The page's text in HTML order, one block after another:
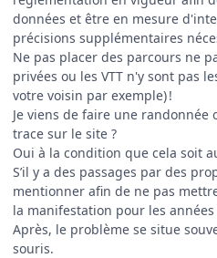
données et être en mesure
précisions supplémentaires
Ne pas placer des parcours ne
privées ou les VTT n'y sont pas
votre voisin par exemple) !
Je viens de faire une randonnée
trace sur le site ?
Oui à la condition que cela soit
S’il y a des passages par des
mentionner afin de ne pas
la manifestation pour les
Après, le problème se situe
souris.